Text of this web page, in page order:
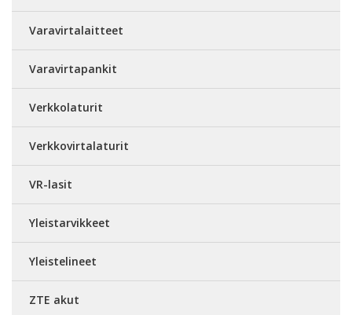
Varavirtalaitteet
Varavirtapankit
Verkkolaturit
Verkkovirtalaturit
VR-lasit
Yleistarvikkeet
Yleistelineet
ZTE akut